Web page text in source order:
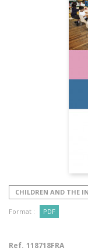
CHILDREN AND THE
Format : PDF
Ref. 118718FRA